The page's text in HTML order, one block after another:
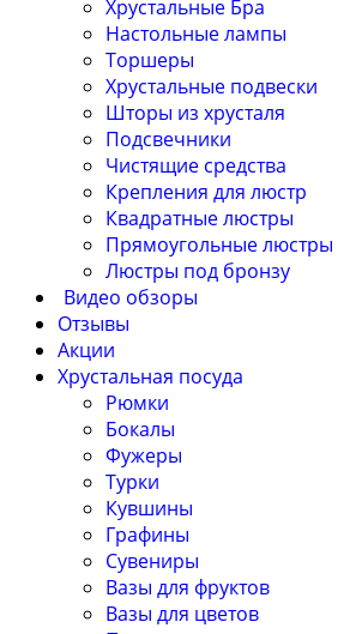
Хрустальные Бра
Настольные лампы
Торшеры
Хрустальные подвески
Шторы из хрусталя
Подсвечники
Чистящие средства
Крепления для люстр
Квадратные люстры
Прямоугольные люстры
Люстры под бронзу
Видео обзоры
Отзывы
Акции
Хрустальная посуда
Рюмки
Бокалы
Фужеры
Турки
Кувшины
Графины
Сувениры
Вазы для фруктов
Вазы для цветов